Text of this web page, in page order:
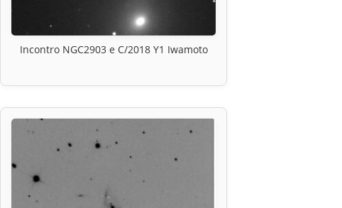
Incontro NGC2903 e C/2018 Y1 Iwamoto